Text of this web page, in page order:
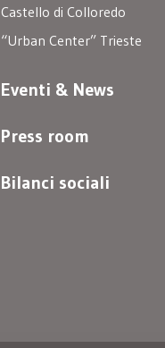
Castello di Colloredo
“Urban Center” Trieste
Eventi & News
Press room
Bilanci sociali